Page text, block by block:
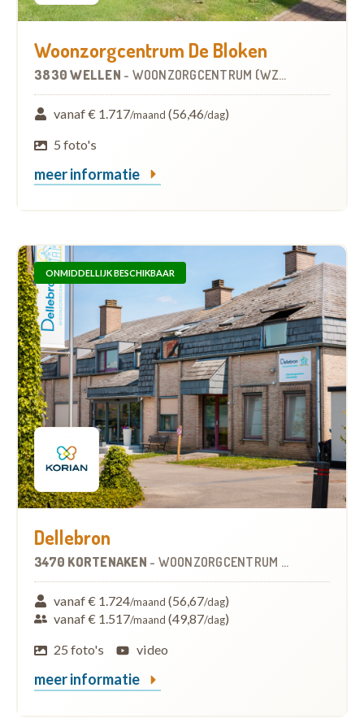
Woonzorgcentrum De Bloken
3830 WELLEN - WOONZORGCENTRUM (WZC)
vanaf € 1.717/maand (56,46/dag)
5 foto's
meer informatie
ONMIDDELLIJK BESCHIKBAAR
Dellebron
3470 KORTENAKEN - WOONZORGCENTRUM (WZC)
vanaf € 1.724/maand (56,67/dag)
vanaf € 1.517/maand (49,87/dag)
25 foto's
video
meer informatie